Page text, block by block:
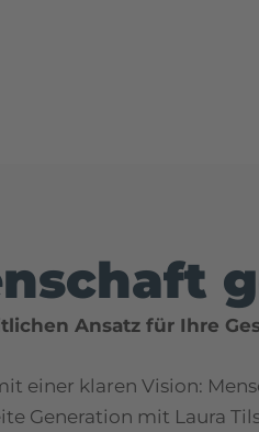
Ansatz für Ihre
einer klaren Vision:
Generation mit Laura